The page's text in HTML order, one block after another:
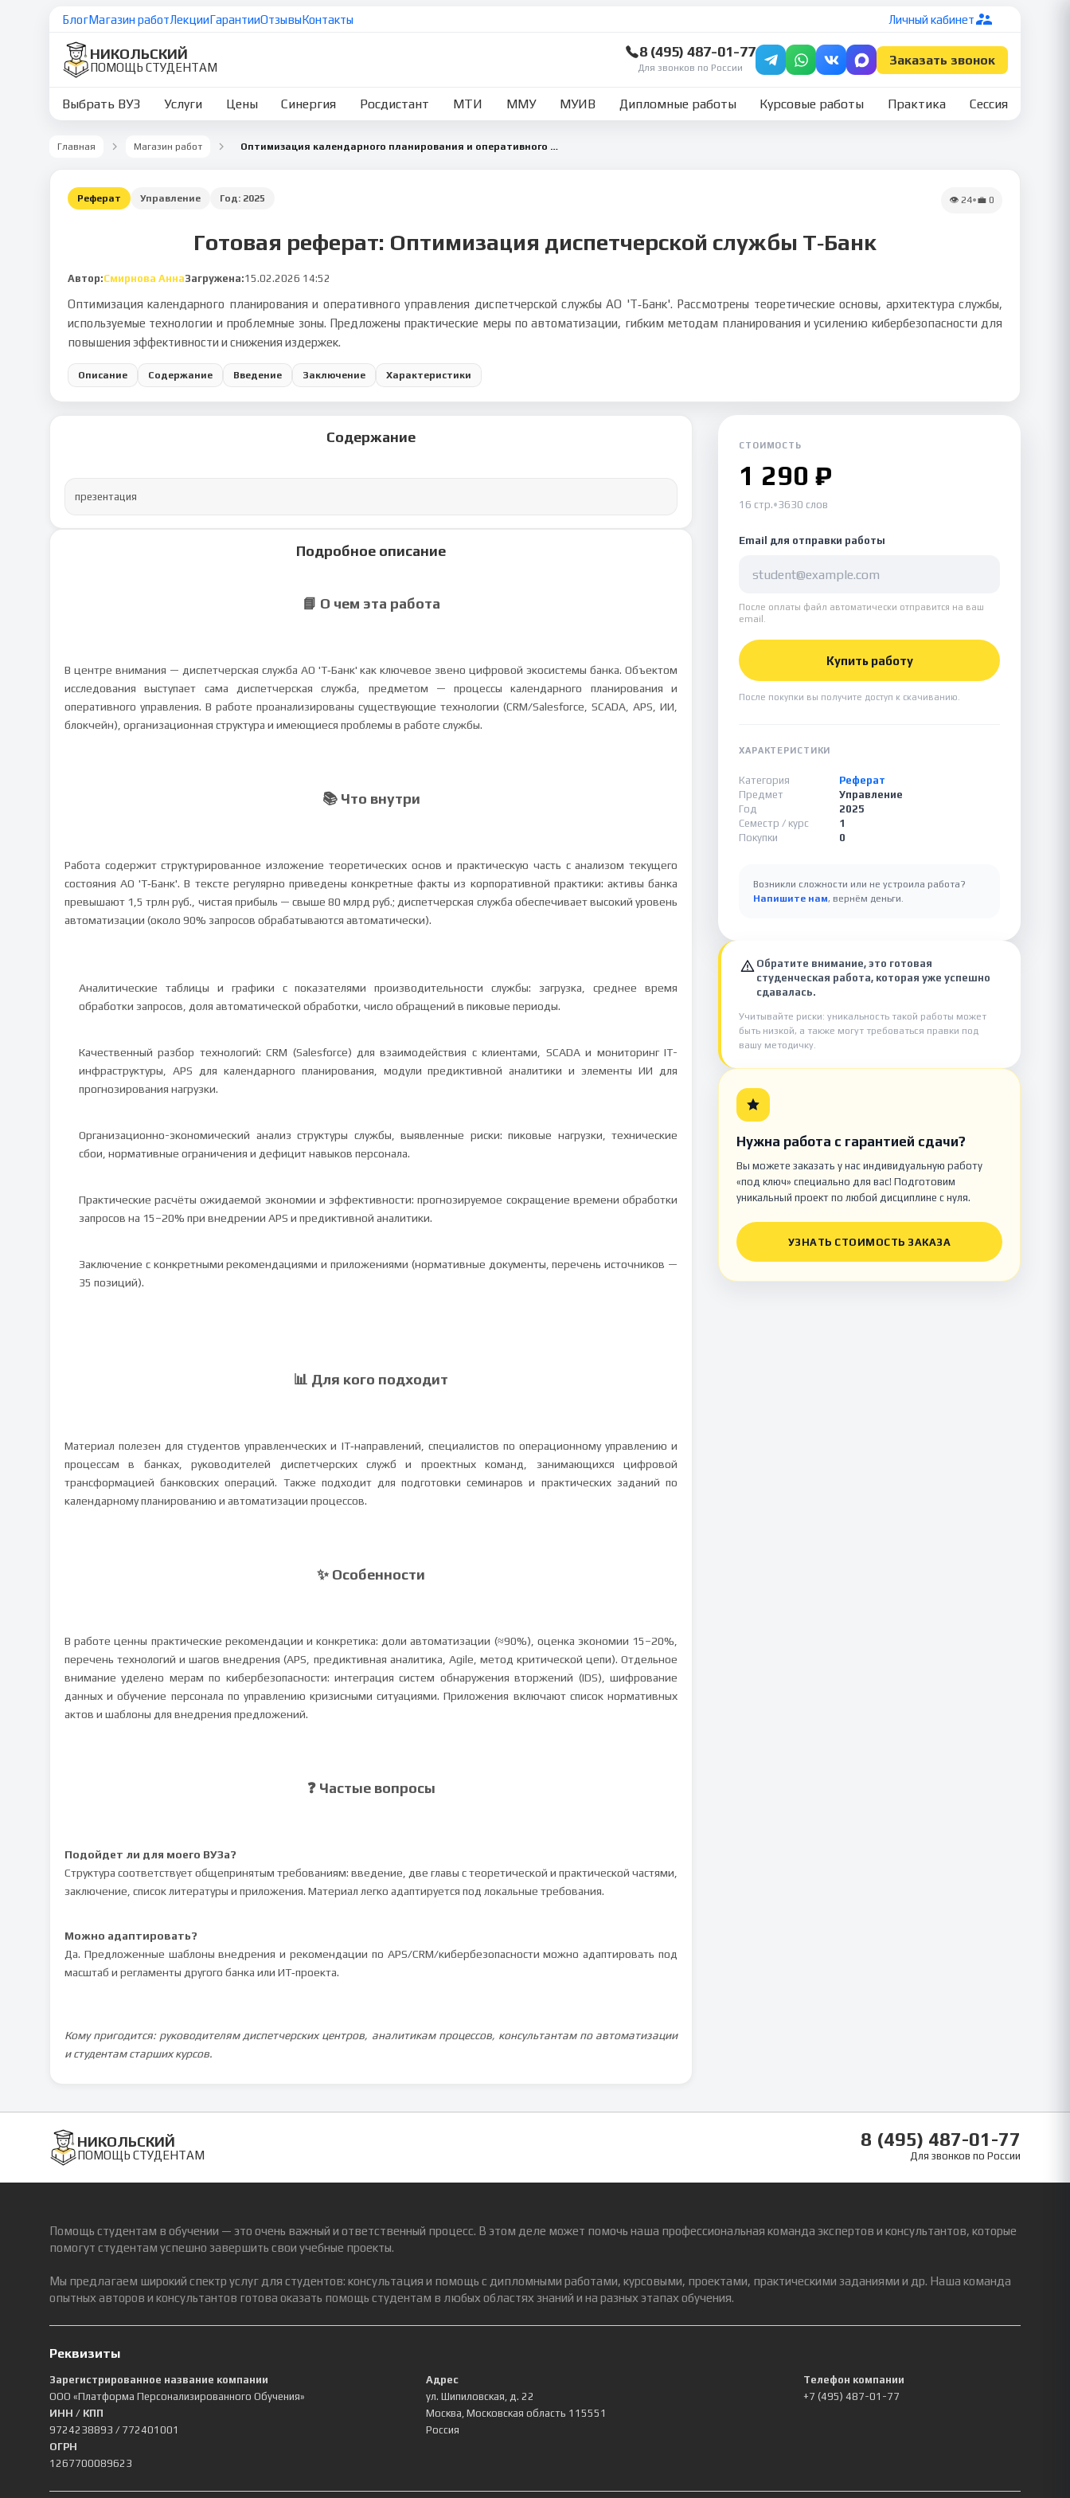
БлогМагазин работЛекцииГарантииОтзывыКонтакты Личный кабинет
НИКОЛЬСКИЙ
ПОМОЩЬ СТУДЕНТАМ
8 (495) 487-01-77
Для звонков по России
Заказать звонок
Выбрать ВУЗ Услуги Цены Синергия Росдистант МТИ ММУ МУИВ Дипломные работы Курсовые работы Практика Сессия
Главная Магазин работ Оптимизация календарного планирования и оперативного управления диспетчерской службы АО 'Т‑Банк'
Реферат Управление Год: 2025 👁 24•💼 0
Готовая реферат: Оптимизация диспетчерской службы Т‑Банк
Автор:Смирнова АннаЗагружена:15.02.2026 14:52
Оптимизация календарного планирования и оперативного управления диспетчерской службы АО 'Т‑Банк'. Рассмотрены теоретические основы, архитектура службы,
используемые технологии и проблемные зоны. Предложены практические меры по автоматизации, гибким методам планирования и усилению кибербезопасности для
повышения эффективности и снижения издержек.
Описание Содержание Введение Заключение Характеристики
Содержание
презентация
Подробное описание
📘 О чем эта работа
В центре внимания — диспетчерская служба АО 'Т‑Банк' как ключевое звено цифровой экосистемы банка. Объектом
исследования выступает сама диспетчерская служба, предметом — процессы календарного планирования и
оперативного управления. В работе проанализированы существующие технологии (CRM/Salesforce, SCADA, APS, ИИ,
блокчейн), организационная структура и имеющиеся проблемы в работе службы.
📚 Что внутри
Работа содержит структурированное изложение теоретических основ и практическую часть с анализом текущего
состояния АО 'Т‑Банк'. В тексте регулярно приведены конкретные факты из корпоративной практики: активы банка
превышают 1,5 трлн руб., чистая прибыль — свыше 80 млрд руб.; диспетчерская служба обеспечивает высокий уровень
автоматизации (около 90% запросов обрабатываются автоматически).
Аналитические таблицы и графики с показателями производительности службы: загрузка, среднее время
обработки запросов, доля автоматической обработки, число обращений в пиковые периоды.
Качественный разбор технологий: CRM (Salesforce) для взаимодействия с клиентами, SCADA и мониторинг IT-
инфраструктуры, APS для календарного планирования, модули предиктивной аналитики и элементы ИИ для
прогнозирования нагрузки.
Организационно-экономический анализ структуры службы, выявленные риски: пиковые нагрузки, технические
сбои, нормативные ограничения и дефицит навыков персонала.
Практические расчёты ожидаемой экономии и эффективности: прогнозируемое сокращение времени обработки
запросов на 15–20% при внедрении APS и предиктивной аналитики.
Заключение с конкретными рекомендациями и приложениями (нормативные документы, перечень источников —
35 позиций).
📊 Для кого подходит
Материал полезен для студентов управленческих и IT‑направлений, специалистов по операционному управлению и
процессам в банках, руководителей диспетчерских служб и проектных команд, занимающихся цифровой
трансформацией банковских операций. Также подходит для подготовки семинаров и практических заданий по
календарному планированию и автоматизации процессов.
✨ Особенности
В работе ценны практические рекомендации и конкретика: доли автоматизации (≈90%), оценка экономии 15–20%,
перечень технологий и шагов внедрения (APS, предиктивная аналитика, Agile, метод критической цепи). Отдельное
внимание уделено мерам по кибербезопасности: интеграция систем обнаружения вторжений (IDS), шифрование
данных и обучение персонала по управлению кризисными ситуациями. Приложения включают список нормативных
актов и шаблоны для внедрения предложений.
❓ Частые вопросы
Подойдет ли для моего ВУЗа?
Структура соответствует общепринятым требованиям: введение, две главы с теоретической и практической частями,
заключение, список литературы и приложения. Материал легко адаптируется под локальные требования.
Можно адаптировать?
Да. Предложенные шаблоны внедрения и рекомендации по APS/CRM/кибербезопасности можно адаптировать под
масштаб и регламенты другого банка или ИТ‑проекта.
Кому пригодится: руководителям диспетчерских центров, аналитикам процессов, консультантам по автоматизации
и студентам старших курсов.
СТОИМОСТЬ
1 290 ₽
16 стр.•3630 слов
Email для отправки работы
После оплаты файл автоматически отправится на ваш
email.
Купить работу
После покупки вы получите доступ к скачиванию.
ХАРАКТЕРИСТИКИ
Категория
Реферат
Предмет
Управление
Год
2025
Семестр / курс
1
Покупки
0
Возникли сложности или не устроила работа?
Напишите нам, вернём деньги.
Обратите внимание, это готовая
студенческая работа, которая уже успешно
сдавалась.
Учитывайте риски: уникальность такой работы может
быть низкой, а также могут требоваться правки под
вашу методичку.
Нужна работа с гарантией сдачи?
Вы можете заказать у нас индивидуальную работу
«под ключ» специально для вас! Подготовим
уникальный проект по любой дисциплине с нуля.
УЗНАТЬ СТОИМОСТЬ ЗАКАЗА
НИКОЛЬСКИЙ
ПОМОЩЬ СТУДЕНТАМ
8 (495) 487-01-77
Для звонков по России
Помощь студентам в обучении — это очень важный и ответственный процесс. В этом деле может помочь наша профессиональная команда экспертов и консультантов, которые
помогут студентам успешно завершить свои учебные проекты.
Мы предлагаем широкий спектр услуг для студентов: консультация и помощь с дипломными работами, курсовыми, проектами, практическими заданиями и др. Наша команда
опытных авторов и консультантов готова оказать помощь студентам в любых областях знаний и на разных этапах обучения.
Реквизиты
Зарегистрированное название компании
ООО «Платформа Персонализированного Обучения»
ИНН / КПП
9724238893 / 772401001
ОГРН
1267700089623
Адрес
ул. Шипиловская, д. 22
Москва, Московская область 115551
Россия
Телефон компании
+7 (495) 487-01-77